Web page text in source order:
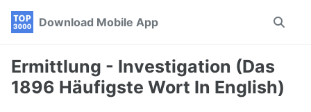
Skip
navigation
Skip
Skip
Download Mobile App
Toggle
Ermittlung - Investigation (Das
1896 Häufigste Wort In English)